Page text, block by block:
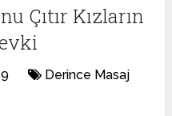
Çıtır Kızların
Derince Masaj